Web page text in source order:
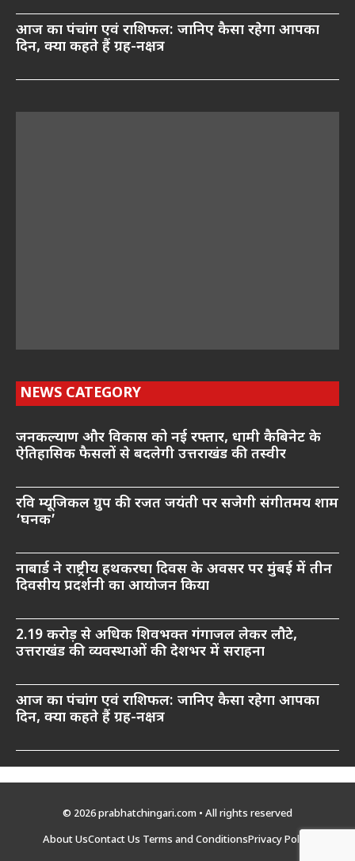
आज का पंचांग एवं राशिफल: जानिए कैसा रहेगा आपका
दिन, क्या कहते हैं ग्रह-नक्षत्र
NEWS CATEGORY
जनकल्याण और विकास को नई रफ्तार, धामी कैबिनेट के
ऐतिहासिक फैसलों से बदलेगी उत्तराखंड की तस्वीर
रवि म्यूजिकल ग्रुप की रजत जयंती पर सजेगी संगीतमय शाम
‘घनक’
नाबार्ड ने राष्ट्रीय हथकरघा दिवस के अवसर पर मुंबई में तीन
दिवसीय प्रदर्शनी का आयोजन किया
2.19 करोड़ से अधिक शिवभक्त गंगाजल लेकर लौटे,
उत्तराखंड की व्यवस्थाओं की देशभर में सराहना
आज का पंचांग एवं राशिफल: जानिए कैसा रहेगा आपका
दिन, क्या कहते हैं ग्रह-नक्षत्र
© 2026 prabhatchingari.com • All rights reserved
About UsContact Us Terms and ConditionsPrivacy Policy